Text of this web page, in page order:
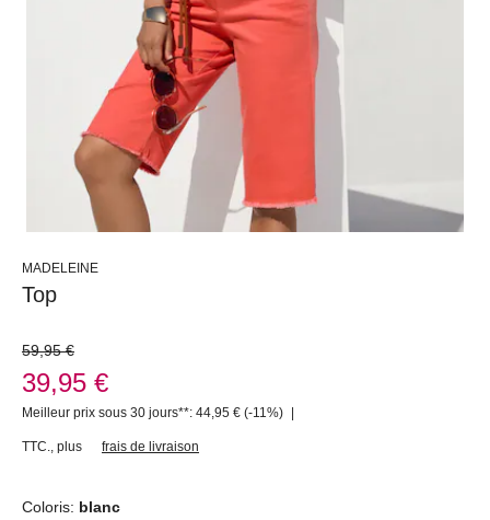
MADELEINE
Top
59,95 €
39,95 €
Meilleur prix sous 30 jours**: 44,95 € (-11%) |
TTC. plus frais de livraison
Coloris: blanc